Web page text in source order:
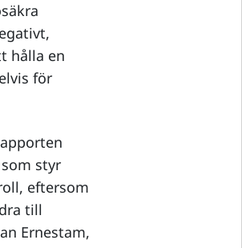
hålla en
för
styr
eftersom
till
Ernestam,